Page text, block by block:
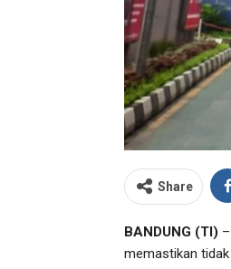
Share
BANDUNG (TI)
memastikan